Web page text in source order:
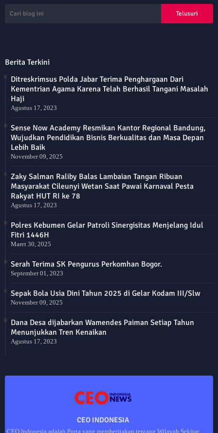
Berita Terkini
Ditreskrimsus Polda Jabar Terima Penghargaan Dari
Kementrian Agama Karena Telah Berhasil Tangani Masalah
Haji
Agustus 17, 2023
Sense Now Academy Resmikan Kantor Regional Bandung,
Wujudkan Pendidikan Bisnis Berkualitas dan Masa Depan
Lebih Baik
November 09, 2025
Zaky Salman Raliby Balas Lambaian Tangan Ribuan
Masyarakat Cileunyi Wetan Saat Pawai Karnaval Pesta
Rakyat HUT RI ke 78
Agustus 17, 2023
Polres Kebumen Gelar Patroli Sinergisitas Menjelang Idul
Fitri 1446H
Maret 30, 2025
Serah Terima SK Pengurus Perkomhan Bogor.
September 01, 2023
Sepak Bola Usia Dini Tahun 2025 di Gelar Kodam III/Slw
November 09, 2025
Dana Desa dijabarkan Wamendes Paiman Setiap Tahun
Menunjukkan Tren Kenaikan
Agustus 17, 2023
CEO INDONESIA
CEO Indonesia adalah Porta yang memberitakan tentang Wilayah Sekitar